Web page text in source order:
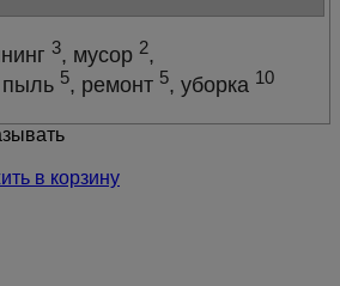
3, мусор2,
пыль 5, ремонт 5, уборка 10
в корзину